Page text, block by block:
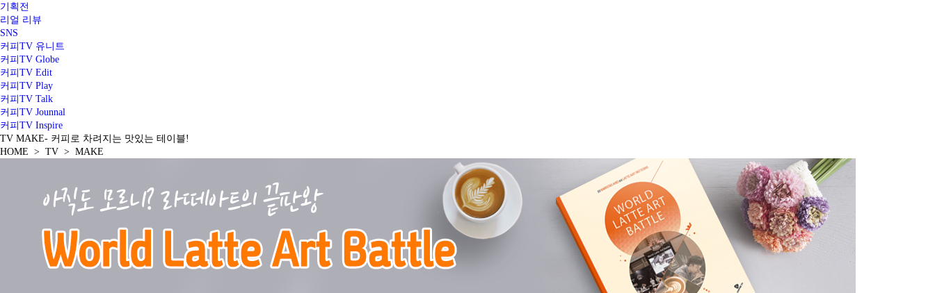
기획전
리얼 리뷰
SNS
커피TV 유니트
커피TV Globe
커피TV Edit
커피TV Play
커피TV Talk
커피TV Jounnal
커피TV Inspire
TV MAKE- 커피로 차려지는 맛있는 테이블!
HOME > TV > MAKE